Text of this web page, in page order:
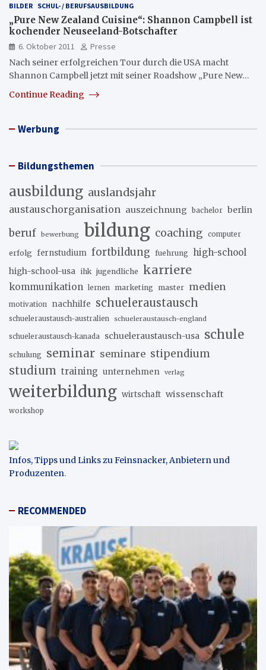
BILDER SCHUL- / BERUFSAUSBILDUNG
„Pure New Zealand Cuisine“: Shannon Campbell ist
kochender Neuseeland-Botschafter
6. Oktober 2011
Presse
Nach seiner erfolgreichen Tour durch die USA macht
Shannon Campbell jetzt mit seiner Roadshow „Pure New…
Continue Reading
Werbung
Bildungsthemen
ausbildung auslandsjahr
austauschorganisation auszeichnung bachelor berlin
beruf bewerbung bildung coaching computer
erfolg fernstudium fortbildung fuehrung high-school
high-school-usa ihk jugendliche karriere
kommunikation lernen marketing master medien
motivation nachhilfe schueleraustausch
schueleraustausch-australien schueleraustausch-england
schueleraustausch-kanada schueleraustausch-usa schule
schulung seminar seminare stipendium
studium training unternehmen verlag
weiterbildung wirtschaft wissenschaft
workshop
Infos, Tipps und Links zu Feinsnacker, Anbietern und
Produzenten.
RECOMMENDED